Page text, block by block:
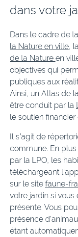
dans votre
Dans le cadre de la
la Nature en ville ,
de la Nature en
objectives qui
publiques aux
Ainsi, un Atlas de
être conduit par la
le soutien financier
Il s’agit de
commune. En plus
par la LPO, les
téléchargeant
sur le site faune-
votre jardin si
présente. Vous
présence
étant